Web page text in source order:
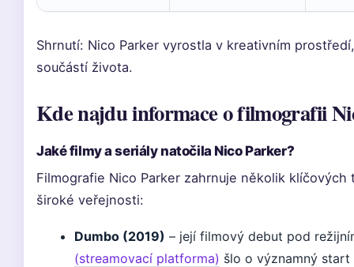
Shrnutí: Nico Parker vyrostla v kreativním
součástí života.
Kde najdu informace o filmografii
Jaké filmy a seriály natočila Nico Parker?
Filmografie Nico Parker zahrnuje několik
široké veřejnosti:
Dumbo (2019) – její filmový debut pod
(streamovací platforma) šlo o významný start